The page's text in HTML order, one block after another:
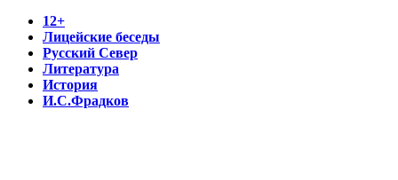
12+
Лицейские беседы
Русский Север
Литература
История
И.С.Фрадков